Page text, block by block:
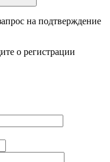
на подтверждение
о регистрации